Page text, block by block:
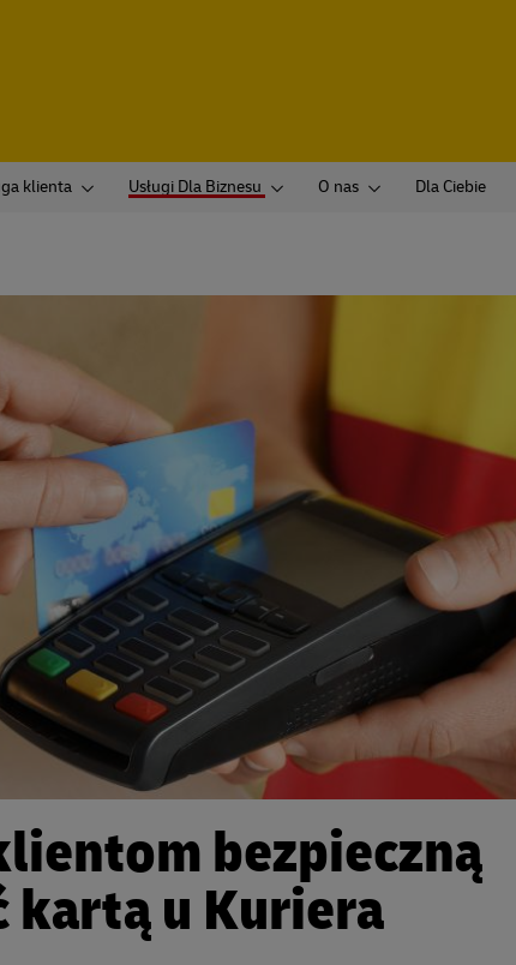
klienta Usługi Dla Biznesu O nas Dla Ciebie
bezpieczną
kartą u Kuriera